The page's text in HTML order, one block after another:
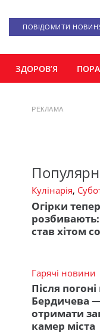
ПОВІДОМИТИ
ЗДОРОВ’Я
РЕКЛАМА
Кулінарія,
Огірки
розбивають:
став хітом
Гарячі новини
Після погоні
Бердичева
отримати
камер міста